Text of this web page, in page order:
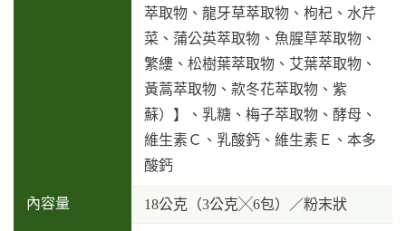
萃取物、龍牙草萃取物、枸杞、水芹
菜、蒲公英萃取物、魚腥草萃取物、
繁縷、松樹葉萃取物、艾葉萃取物、
黃蒿萃取物、款冬花萃取物、紫
蘇）】、乳糖、梅子萃取物、酵母、
維生素Ｃ、乳酸鈣、維生素Ｅ、本多
酸鈣
內容量 18公克（3公克╳6包）／粉末狀